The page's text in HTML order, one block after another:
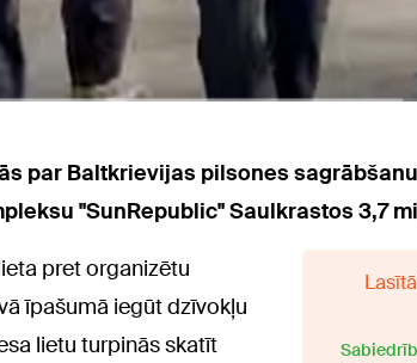
par Baltkrievijas pilsones
"SunRepublic" Saulkrastos 3,7
pret organizētu
īpašumā iegūt dzīvokļu
lietu turpinās skatīt